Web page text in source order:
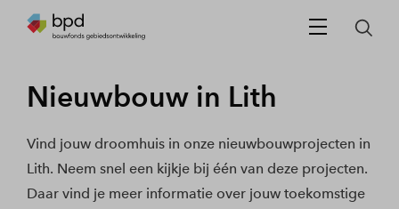
Nieuwbouw in Lith
Vind jouw droomhuis in onze nieuwbouwprojecten in
Lith. Neem snel een kijkje bij één van deze projecten.
Daar vind je meer informatie over jouw toekomstige